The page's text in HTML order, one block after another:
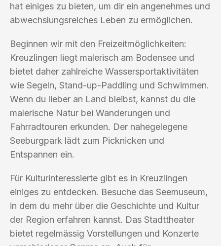
hat einiges zu bieten, um dir ein angenehmes und
abwechslungsreiches Leben zu ermöglichen.
Beginnen wir mit den Freizeitmöglichkeiten:
Kreuzlingen liegt malerisch am Bodensee und
bietet daher zahlreiche Wassersportaktivitäten
wie Segeln, Stand-up-Paddling und Schwimmen.
Wenn du lieber an Land bleibst, kannst du die
malerische Natur bei Wanderungen und
Fahrradtouren erkunden. Der nahegelegene
Seeburgpark lädt zum Picknicken und
Entspannen ein.
Für Kulturinteressierte gibt es in Kreuzlingen
einiges zu entdecken. Besuche das Seemuseum,
in dem du mehr über die Geschichte und Kultur
der Region erfahren kannst. Das Stadttheater
bietet regelmässig Vorstellungen und Konzerte